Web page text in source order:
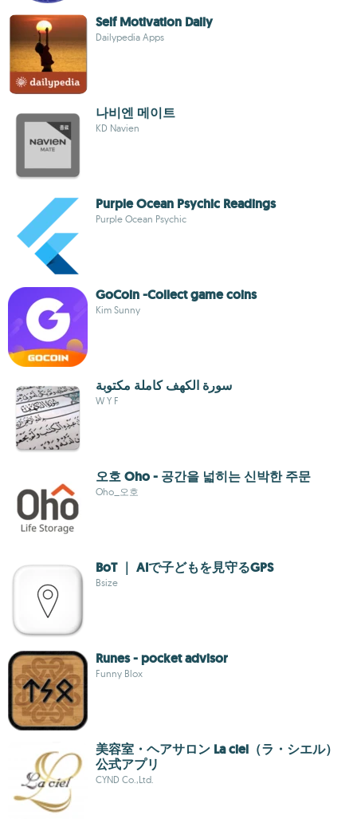
Self Motivation Daily
Dailypedia Apps
나비엔 메이트
KD Navien
Purple Ocean Psychic Readings
Purple Ocean Psychic
GoCoin -Collect game coins
Kim Sunny
سورة الكهف كاملة مكتوبة
W Y F
오호 Oho - 공간을 넓히는 신박한 주문
Oho_오호
BoT ｜ AIで子どもを見守るGPS
Bsize
Runes - pocket advisor
Funny Blox
美容室・ヘアサロン La ciel（ラ・シエル）
公式アプリ
CYND Co.,Ltd.